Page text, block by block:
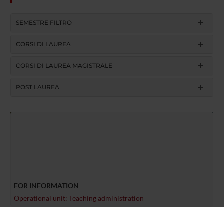
SEMESTRE FILTRO
CORSI DI LAUREA
CORSI DI LAUREA MAGISTRALE
POST LAUREA
FOR INFORMATION
Operational unit: Teaching administration